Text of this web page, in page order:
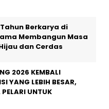
Berkarya di
Membangun Masa
dan Cerdas
2026 KEMBALI
YANG LEBIH BESAR,
UNTUK